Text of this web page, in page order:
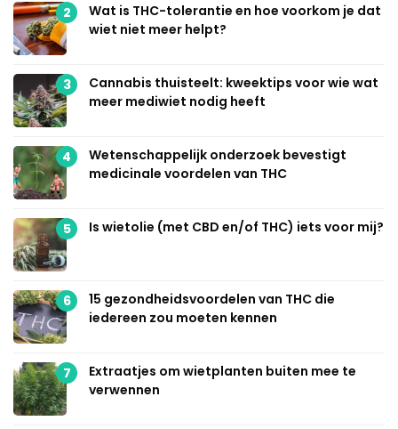
2
Wat is THC-tolerantie en hoe voorkom je dat
wiet niet meer helpt?
3
Cannabis thuisteelt: kweektips voor wie wat
meer mediwiet nodig heeft
4
Wetenschappelijk onderzoek bevestigt
medicinale voordelen van THC
5 Is wietolie (met CBD en/of THC) iets voor mij?
6
15 gezondheidsvoordelen van THC die
iedereen zou moeten kennen
7
Extraatjes om wietplanten buiten mee te
verwennen